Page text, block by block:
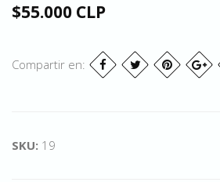
$55.000 CLP
Compartir en:
SKU: 19